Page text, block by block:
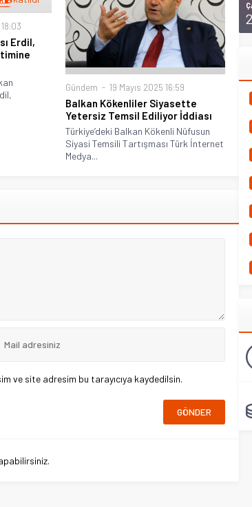
Erdil,
Gündem 19 Mayıs 2025 16:59
Balkan Kökenliler Siyasette
Yetersiz Temsil Ediliyor İddiası
Türkiye’deki Balkan Kökenli Nüfusun
Siyasi Temsili Tartışması Türk İnternet
Medya...
ve site adresim bu tarayıcıya kaydedilsin.